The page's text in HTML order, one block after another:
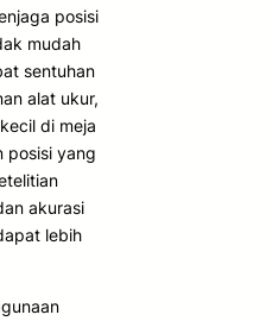
posisi
mudah
sentuhan
alat ukur,
di meja
posisi yang
akurasi
lebih